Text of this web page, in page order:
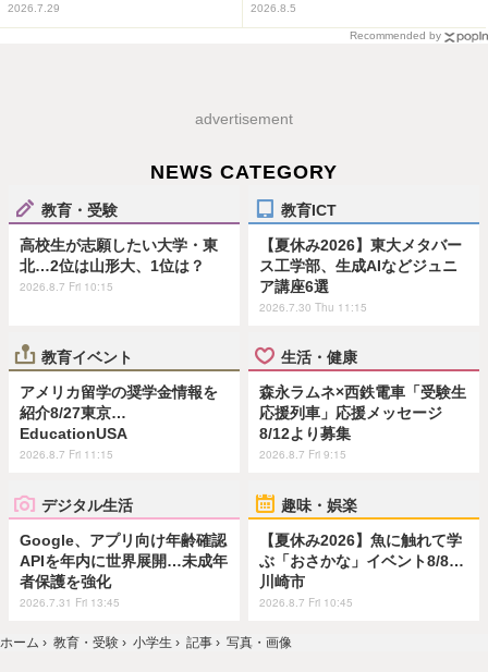
2026.7.29 2026.8.5
Recommended by
advertisement
NEWS CATEGORY
教育・受験
高校生が志願したい大学・東
北…2位は山形大、1位は？
2026.8.7 Fri 10:15
教育ICT
【夏休み2026】東大メタバー
ス工学部、生成AIなどジュニ
ア講座6選
2026.7.30 Thu 11:15
教育イベント
アメリカ留学の奨学金情報を
紹介8/27東京…
EducationUSA
2026.8.7 Fri 11:15
生活・健康
森永ラムネ×西鉄電車「受験生
応援列車」応援メッセージ
8/12より募集
2026.8.7 Fri 9:15
デジタル生活
Google、アプリ向け年齢確認
APIを年内に世界展開…未成年
者保護を強化
2026.7.31 Fri 13:45
趣味・娯楽
【夏休み2026】魚に触れて学
ぶ「おさかな」イベント8/8…
川崎市
2026.8.7 Fri 10:45
ホーム › 教育・受験 › 小学生 › 記事 › 写真・画像